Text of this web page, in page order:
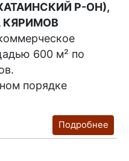
Р-ОН),
КЯРИМОВ
600 м² по
порядке
Подробнее